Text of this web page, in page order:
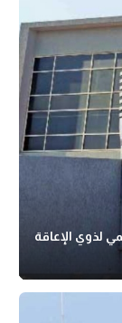
لذوي الإعاقة